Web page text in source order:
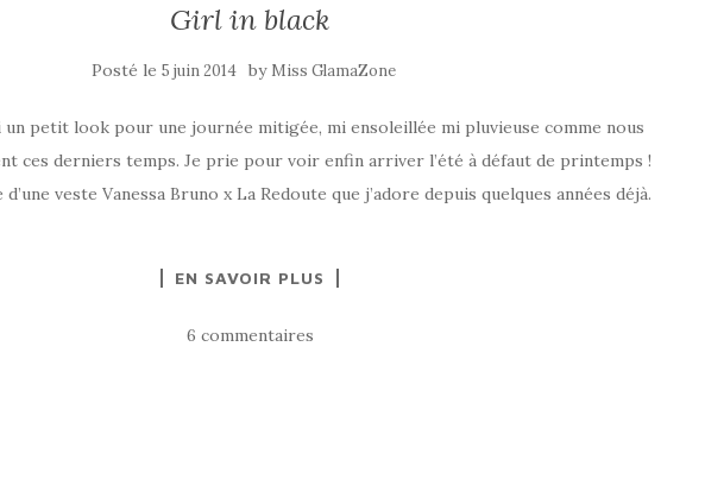
Girl in black
Posté le5 juin 2014 by Miss GlamaZone
un petit look pour une journée mitigée, mi ensoleillée mi pluvieuse comme nous
ces derniers temps. Je prie pour voir enfin arriver l’été à défaut de printemps !
veste Vanessa Bruno x La Redoute que j’adore depuis quelques années déjà.
EN SAVOIR PLUS
6 commentaires